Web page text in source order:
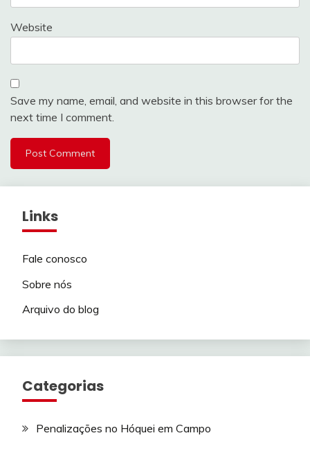
Website
Save my name, email, and website in this browser for the
next time I comment.
Links
Fale conosco
Sobre nós
Arquivo do blog
Categorias
Penalizações no Hóquei em Campo